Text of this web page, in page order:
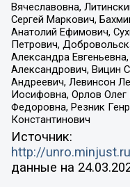
Вячеславовна,
Сергей Маркович,
Анатолий Ефимович,
Петрович,
Александра
Александрович, Вицин
Андреевич, Левинсон
Иосифовна, Орлов
Федоровна, Резник
Константинович
Источник:
http://
данные на